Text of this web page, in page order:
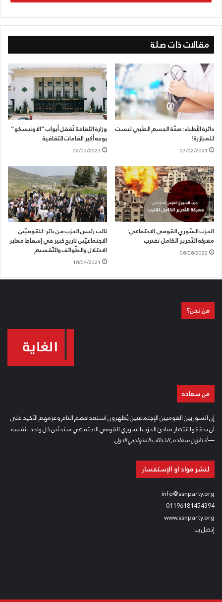
مقالات ذات صلة
دائرة الأطباء: صحّة الجسم الطَبي ليست
للمبازرة!
07/02/2021
وزارة الثقافة تُقفل أبواب “الاونيسكو”
بوجه أكبر القامات الثقافية
02/03/2023
الحزب السّوري القومي الاجتماعي:
معركة التّحرير الكامل تقترب
08/08/2022
نائب رئيس الحزب من باتر: للقوميّين
الاجتماعيّين تاريخ كبير في إسقاط معابر
الاحتلال والطّوائف والتّقسيم
18/04/2021
من نحن؟
من سعاده
إن السوريين القوميين الإجتماعيين يُظهرون استعدادهم التام وعزمهم الأكيد على
أن يحققوا انتصار مبادئ الحزب السوري القومي الاجتماعي مبتدئين كل واحد بنفسه.
—أنطون سعاده,الخطاب المنهاجي الاول
لنشر مواد او الإستفسار
info@ssnparty.org
01196181454394
www.ssnparty.org
إتصل بنا